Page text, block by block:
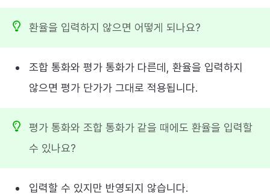
환율을 입력하지 않으면 어떻게 되나요?
조합 통화와 평가 통화가 다른데, 환율을 입력하지
않으면 평가 단가가 그대로 적용됩니다.
평가 통화와 조합 통화가 같을 때에도 환율을 입력할
수 있나요?
입력할 수 있지만 반영되지 않습니다.